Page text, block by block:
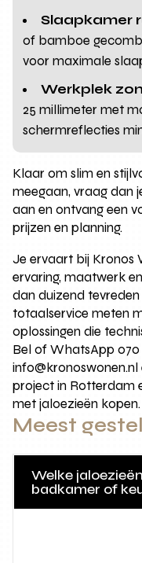
Slaapkamer
of bamboe
voor maximale
Werkplek
25 millimeter met
schermreflecties
Klaar om slim en
meegaan, vraag dan
aan en ontvang een
prijzen en planning.
Je ervaart bij Kronos
ervaring, maatwerk
dan duizend
totaalservice meten
oplossingen die
Bel of WhatsApp 070
project in Rotterdam
met jaloezieën kopen.
Meest
Welke
badkamer of